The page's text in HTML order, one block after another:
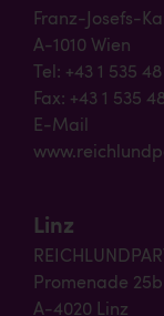
Franz-Josefs-
A-1010 Wien
Tel: +43 1 535
Fax: +43 1 535
E-Mail
Linz
Promenade 25b
A-4020 Linz